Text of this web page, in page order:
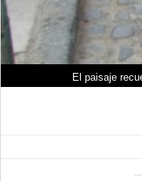
El paisaje